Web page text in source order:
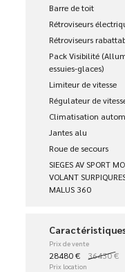
Barre de toit
Rétroviseurs
Rétroviseurs
Pack Visibilité
essuies-glaces)
Limiteur de vitesse
Régulateur de
Climatisation
Jantes alu
Roue de secours
SIEGES AV SPORT
VOLANT
MALUS 360
Prix de vente
28480 € 36430 €
Prix location